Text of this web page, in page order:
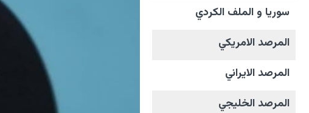
سوريا و الملف الکردي
المرصد الامریکي
المرصد الايراني
المرصد الخليجي